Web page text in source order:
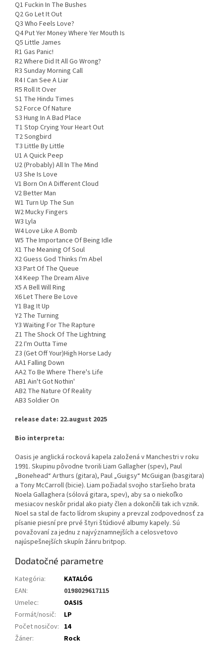
Q1 Fuckin In The Bushes
Q2 Go Let It Out
Q3 Who Feels Love?
Q4 Put Yer Money Where Yer Mouth Is
Q5 Little James
R1 Gas Panic!
R2 Where Did It All Go Wrong?
R3 Sunday Morning Call
R4 I Can See A Liar
R5 Roll It Over
S1 The Hindu Times
S2 Force Of Nature
S3 Hung In A Bad Place
T1 Stop Crying Your Heart Out
T2 Songbird
T3 Little By Little
U1 A Quick Peep
U2 (Probably) All In The Mind
U3 She Is Love
V1 Born On A Different Cloud
V2 Better Man
W1 Turn Up The Sun
W2 Mucky Fingers
W3 Lyla
W4 Love Like A Bomb
W5 The Importance Of Being Idle
X1 The Meaning Of Soul
X2 Guess God Thinks I'm Abel
X3 Part Of The Queue
X4 Keep The Dream Alive
X5 A Bell Will Ring
X6 Let There Be Love
Y1 Bag It Up
Y2 The Turning
Y3 Waiting For The Rapture
Z1 The Shock Of The Lightning
Z2 I'm Outta Time
Z3 (Get Off Your)High Horse Lady
AA1 Falling Down
AA2 To Be Where There's Life
AB1 Ain't Got Nothin'
AB2 The Nature Of Reality
AB3 Soldier On
release date: 22.august 2025
Bio interpreta:
Oasis je anglická rocková kapela založená v Manchestri v roku
1991. Skupinu pôvodne tvorili Liam Gallagher (spev), Paul
„Bonehead“ Arthurs (gitara), Paul „Guigsy“ McGuigan (basgitara)
a Tony McCarroll (bicie). Liam požiadal svojho staršieho brata
Noela Gallaghera (sólová gitara, spev), aby sa o niekoľko
mesiacov neskôr pridal ako piaty člen a dokončili tak ich vznik.
Noel sa stal de facto lídrom skupiny a prevzal zodpovednosť za
písanie piesní pre prvé štyri štúdiové albumy kapely. Sú
považovaní za jednu z najvýznamnejších a celosvetovo
najúspešnejších skupín žánru britpop.
Dodatočné parametre
Kategória:
KATALÓG
EAN:
0198029617115
Umelec:
OASIS
Formát/nosič:
LP
Počet nosičov: 14
Žáner:
Rock